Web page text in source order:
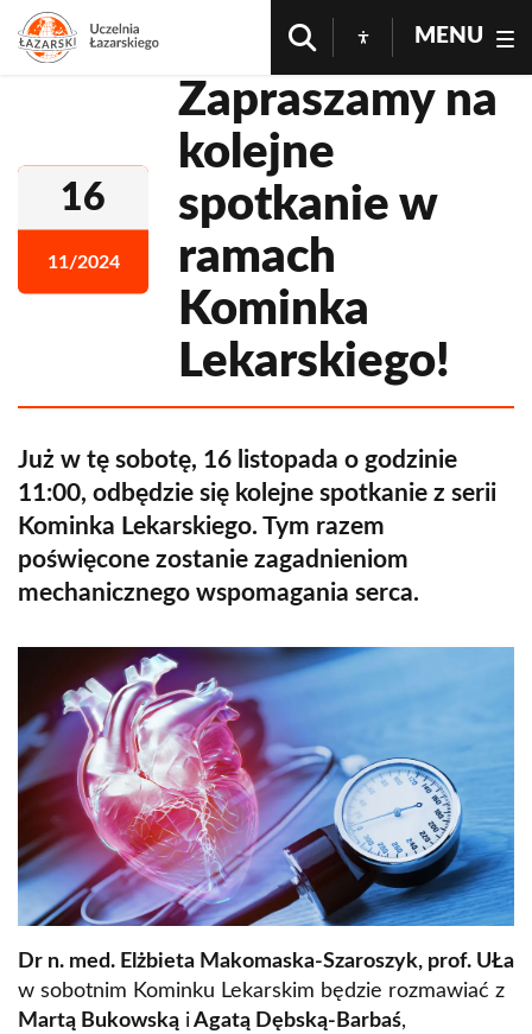
MENU
16
11/2024
Zapraszamy na
kolejne
spotkanie w
ramach
Kominka
Lekarskiego!
Już w tę sobotę, 16 listopada o godzinie
11:00, odbędzie się kolejne spotkanie z serii
Kominka Lekarskiego. Tym razem
poświęcone zostanie zagadnieniom
mechanicznego wspomagania serca.
Dr n. med. Elżbieta Makomaska-Szaroszyk, prof. UŁa
w sobotnim Kominku Lekarskim będzie rozmawiać z
Martą Bukowską iAgatą Dębską-Barbaś,